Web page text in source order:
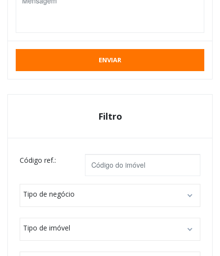
ENVIAR
Filtro
Código ref.:
Tipo de negócio
Tipo de imóvel